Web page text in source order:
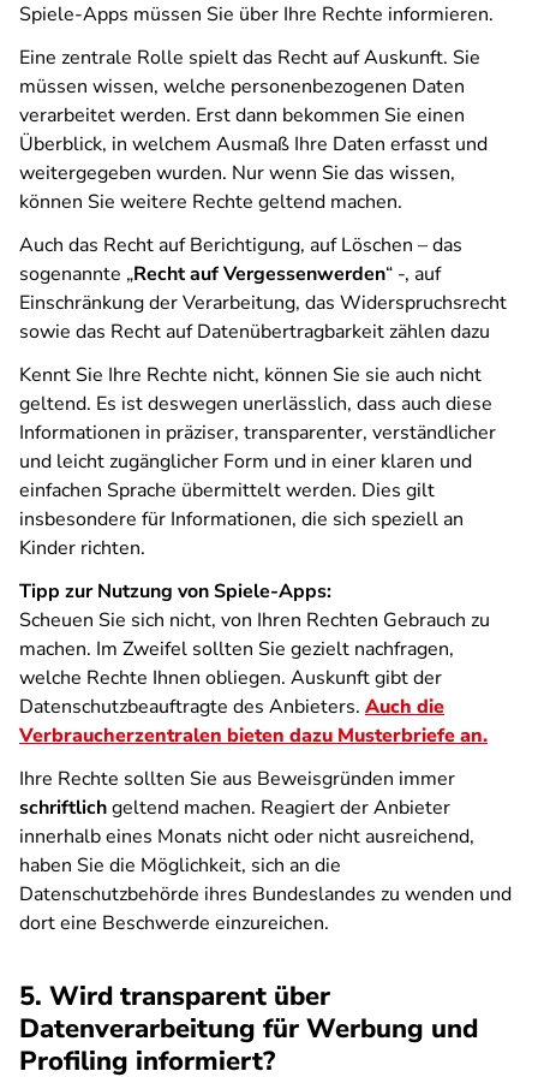
Spiele-Apps müssen Sie über Ihre Rechte informieren.
Eine zentrale Rolle spielt das Recht auf Auskunft. Sie
müssen wissen, welche personenbezogenen Daten
verarbeitet werden. Erst dann bekommen Sie einen
Überblick, in welchem Ausmaß Ihre Daten erfasst und
weitergegeben wurden. Nur wenn Sie das wissen,
können Sie weitere Rechte geltend machen.
Auch das Recht auf Berichtigung, auf Löschen – das
sogenannte „Recht auf Vergessenwerden“ -, auf
Einschränkung der Verarbeitung, das Widerspruchsrecht
sowie das Recht auf Datenübertragbarkeit zählen dazu
Kennt Sie Ihre Rechte nicht, können Sie sie auch nicht
geltend. Es ist deswegen unerlässlich, dass auch diese
Informationen in präziser, transparenter, verständlicher
und leicht zugänglicher Form und in einer klaren und
einfachen Sprache übermittelt werden. Dies gilt
insbesondere für Informationen, die sich speziell an
Kinder richten.
Tipp zur Nutzung von Spiele-Apps:
Scheuen Sie sich nicht, von Ihren Rechten Gebrauch zu
machen. Im Zweifel sollten Sie gezielt nachfragen,
welche Rechte Ihnen obliegen. Auskunft gibt der
Datenschutzbeauftragte des Anbieters. Auch die
Verbraucherzentralen bieten dazu Musterbriefe an.
Ihre Rechte sollten Sie aus Beweisgründen immer
schriftlichgeltend machen. Reagiert der Anbieter
innerhalb eines Monats nicht oder nicht ausreichend,
haben Sie die Möglichkeit, sich an die
Datenschutzbehörde ihres Bundeslandes zu wenden und
dort eine Beschwerde einzureichen.
5. Wird transparent über
Datenverarbeitung für Werbung und
Profiling informiert?